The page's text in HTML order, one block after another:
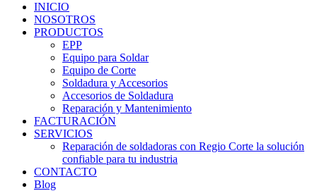
INICIO
NOSOTROS
PRODUCTOS
EPP
Equipo para Soldar
Equipo de Corte
Soldadura y Accesorios
Accesorios de Soldadura
Reparación y Mantenimiento
FACTURACIÓN
SERVICIOS
Reparación de soldadoras con Regio Corte la solución
confiable para tu industria
CONTACTO
Blog